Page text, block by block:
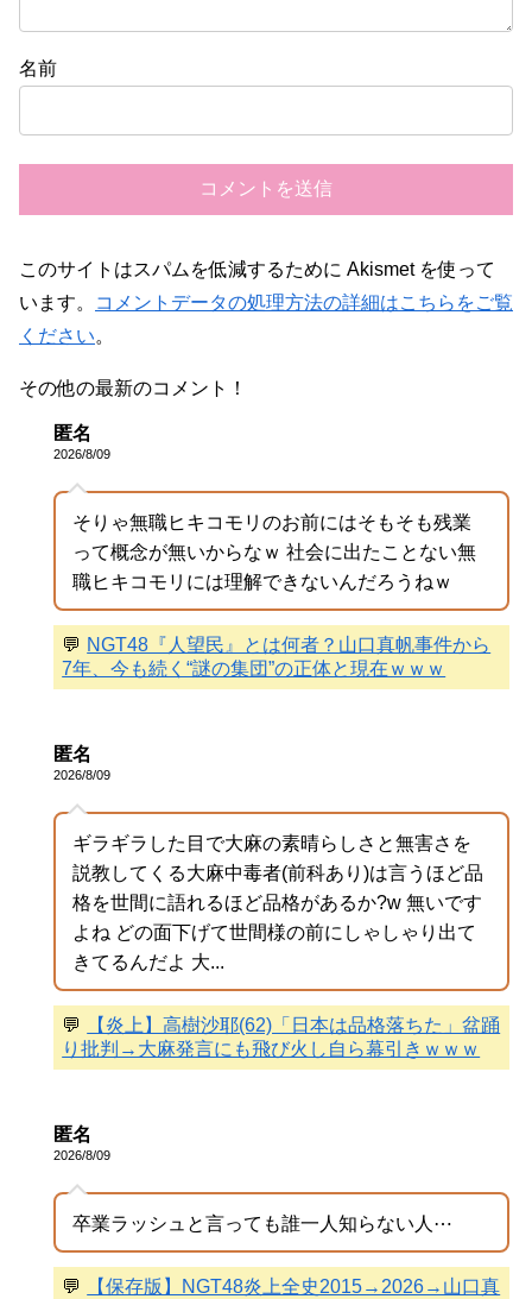
名前
このサイトはスパムを低減するために Akismet を使って
います。
コメントデータの処理方法の詳細はこちらをご覧
ください。
その他の最新のコメント！
匿名
2026/8/09
そりゃ無職ヒキコモリのお前にはそもそも残業
って概念が無いからなｗ 社会に出たことない無
職ヒキコモリには理解できないんだろうねｗ
💬 NGT48『人望民』とは何者？山口真帆事件から
7年、今も続く“謎の集団”の正体と現在ｗｗｗ
匿名
2026/8/09
ギラギラした目で大麻の素晴らしさと無害さを
説教してくる大麻中毒者(前科あり)は言うほど品
格を世間に語れるほど品格があるか?w 無いです
よね どの面下げて世間様の前にしゃしゃり出て
きてるんだよ 大...
💬
【炎上】高樹沙耶(62)「日本は品格落ちた」盆踊
り批判→大麻発言にも飛び火し自ら幕引きｗｗｗ
匿名
2026/8/09
卒業ラッシュと言っても誰一人知らない人⋯
💬
【保存版】NGT48炎上全史2015→2026→山口真